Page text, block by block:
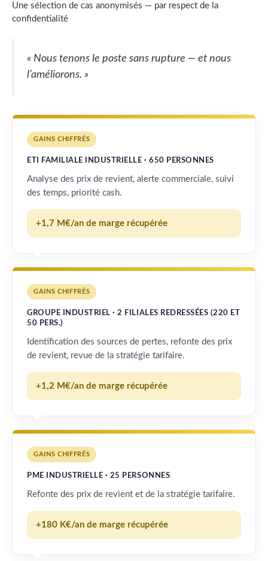
Une sélection de cas anonymisés — par respect de la
confidentialité
« Nous tenons le poste sans rupture — et nous
l’améliorons. »
GAINS CHIFFRÉS
ETI FAMILIALE INDUSTRIELLE · 650 PERSONNES
Analyse des prix de revient, alerte commerciale, suivi
des temps, priorité cash.
+1,7 M€/an de marge récupérée
GAINS CHIFFRÉS
GROUPE INDUSTRIEL · 2 FILIALES REDRESSÉES (220 ET
50 PERS.)
Identification des sources de pertes, refonte des prix
de revient, revue de la stratégie tarifaire.
+1,2 M€/an de marge récupérée
GAINS CHIFFRÉS
PME INDUSTRIELLE · 25 PERSONNES
Refonte des prix de revient et de la stratégie tarifaire.
+180 K€/an de marge récupérée